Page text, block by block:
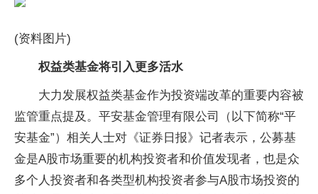
(资料图片)
权益类基金将引入更多活水
大力发展权益类基金作为投资端改革的重要内容被
监管重点提及。平安基金管理有限公司（以下简称“平
安基金”）相关人士对《证券日报》记者表示，公募基
金是A股市场重要的机构投资者和价值发现者，也是众
多个人投资者和各类型机构投资者参与A股市场投资的